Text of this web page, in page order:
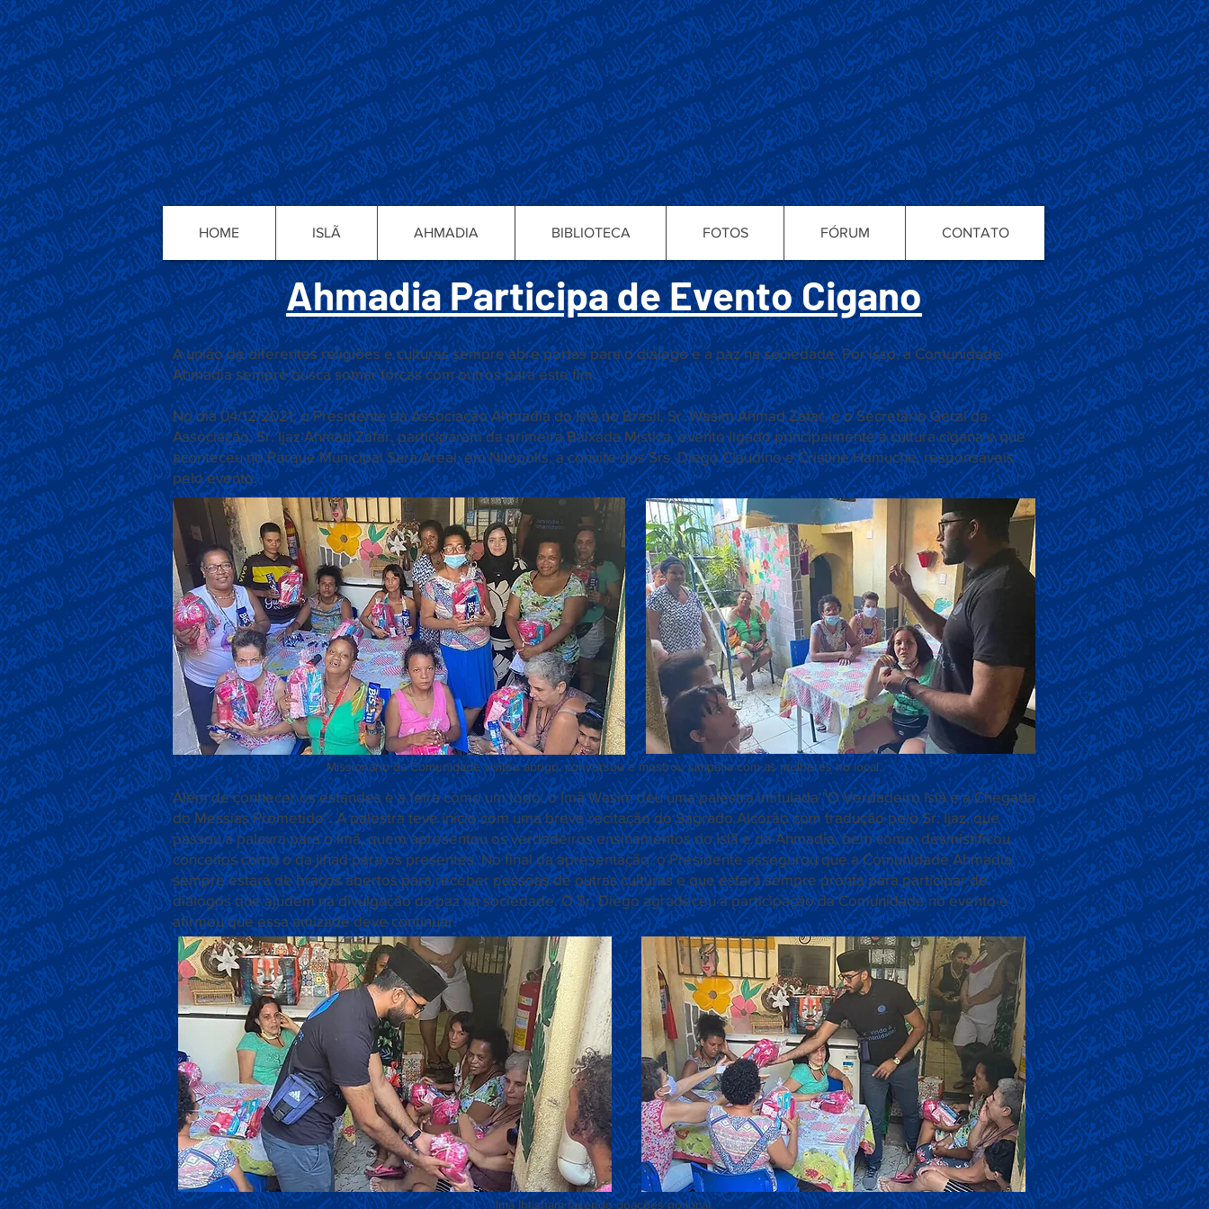
Título 6
HOME ISLÃ AHMADIA BIBLIOTECA FOTOS FÓRUM CONTATO
Ahmadia Participa de Evento Cigano
A união de diferentes religiões e culturas sempre abre portas para o diálogo e a paz na sociedade. Por isso, a Comunidade
Ahmadia sempre busca somar forças com outros para este fim.
No dia 04/12/2021, o Presidente da Associação Ahmadia do Islã no Brasil, Sr. Wasim Ahmad Zafar, e o Secretário Geral da
Associação, Sr. Ijaz Ahmad Zafar, participaram da primeira Baixada Mística, evento ligado principalmente à cultura cigana e que
aconteceu no Parque Municipal Sara Areal, em Nilópolis, a convite dos Srs. Diego Claudino e Cristine Hamuche, responsáveis
pelo evento.
Missionário da Comunidade visitou abrigo, conversou e mostrou simpatia com as mulheres no local.
Além de conhecer os estandes e a feira como um todo, o Imã Wasim deu uma palestra intitulada "O Verdadeiro Islã e a Chegada
do Messias Prometido". A palestra teve início com uma breve recitação do Sagrado Alcorão com tradução pelo Sr. Ijaz, que
passou a palavra para o Imã, quem apresentou os verdadeiros ensinamentos do Islã e da Ahmadia, bem como, desmistificou
conceitos como o da jihad para os presentes. No final da apresentação, o Presidente assegurou que a Comunidade Ahmadia
sempre estará de braços abertos para receber pessoas de outras culturas e que estará sempre pronta para participar de
diálogos que ajudem na divulgação da paz na sociedade. O Sr. Diego agradeceu a participação da Comunidade no evento e
afirmou que essa amizade deve continuar.
Imã Ihtisham fazendo doações no local.